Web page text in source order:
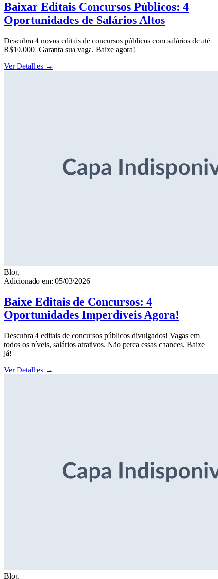
Baixar Editais Concursos Públicos: 4
Oportunidades de Salários Altos
Descubra 4 novos editais de concursos públicos com salários de até
R$10.000! Garanta sua vaga. Baixe agora!
Ver Detalhes →
Blog
Adicionado em: 05/03/2026
Baixe Editais de Concursos: 4
Oportunidades Imperdíveis Agora!
Descubra 4 editais de concursos públicos divulgados! Vagas em
todos os níveis, salários atrativos. Não perca essas chances. Baixe
já!
Ver Detalhes →
Blog